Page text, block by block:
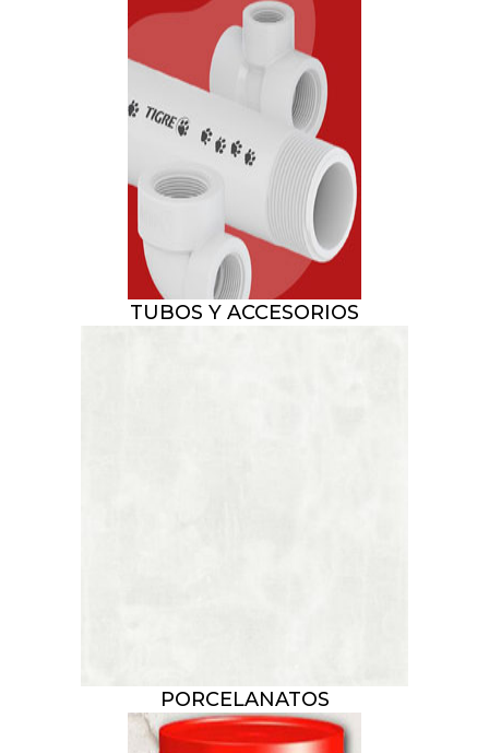
TUBOS Y ACCESORIOS
PORCELANATOS